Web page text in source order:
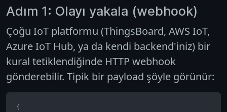
Adım 1: Olayı yakala (webhook)
Çoğu IoT platformu (ThingsBoard, AWS IoT,
Azure IoT Hub, ya da kendi backend'iniz) bir
kural tetiklendiğinde HTTP webhook
gönderebilir. Tipik bir payload şöyle görünür:
{